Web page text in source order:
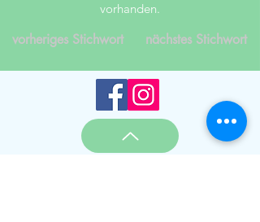
vorhanden.
vorheriges Stichwort nächstes Stichwort